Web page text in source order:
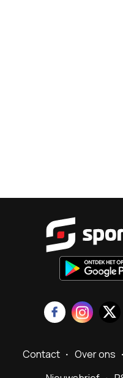
Contact Over ons